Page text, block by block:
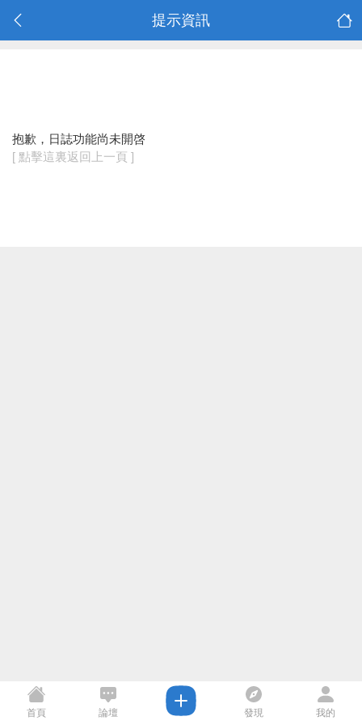
提示資訊
抱歉，日誌功能尚未開啓
[ 點擊這裏返回上一頁 ]
首頁 論壇 發現 我的